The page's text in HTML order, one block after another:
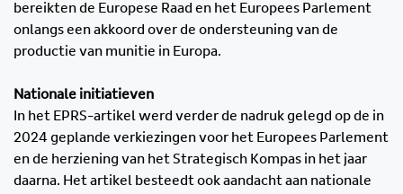
bereikten de Europese Raad en het Europees Parlement
onlangs een akkoord over de ondersteuning van de
productie van munitie in Europa.
Nationale initiatieven
In het EPRS-artikel werd verder de nadruk gelegd op de in
2024 geplande verkiezingen voor het Europees Parlement
en de herziening van het Strategisch Kompas in het jaar
daarna. Het artikel besteedt ook aandacht aan nationale